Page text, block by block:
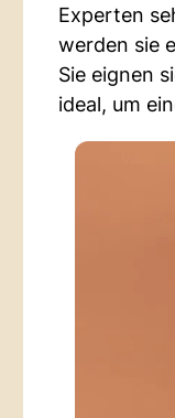
Experten
werden sie
Sie eignen
ideal, um